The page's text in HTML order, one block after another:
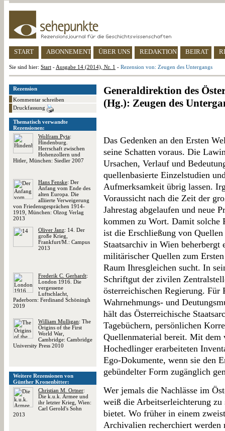
START ABONNEMENT ÜBER UNS REDAKTION BEIRAT
Sie sind hier: Start - Ausgabe 14 (2014), Nr. 1 - Rezension von: Zeugen des Untergangs
Rezension
Kommentar schreiben
Druckfassung
Thematisch verwandte
Rezensionen:
Wolfram Pyta:
Hindenburg.
Herrschaft zwischen
Hohenzollern und
Hitler, München: Siedler 2007
Hans Fenske: Der
Anfang vom Ende des
alten Europa. Die
alliierte Verweigerung
von Friedensgesprächen 1914-
1919, München: Olzog Verlag
2013
Oliver Janz: 14. Der
große Krieg,
Frankfurt/M.: Campus
2013
Frederik C. Gerhardt:
London 1916. Die
vergessene
Luftschlacht,
Paderborn: Ferdinand Schöningh
2019
William Mulligan: The
Origins of the First
World War,
Cambridge: Cambridge
University Press 2010
Weitere Rezensionen von
Günther Kronenbitter:
Christian M. Ortner:
Die k.u.k. Armee und
ihr letzter Krieg, Wien:
Carl Gerold's Sohn
2013
Generaldirektion des
(Hg.): Zeugen des
Das Gedenken an den Ersten
seine Schatten voraus. Die
Ursachen, Verlauf und
quellenbasierte Einzelstudien
Aufmerksamkeit übrig lassen.
Voraussicht nach die Zeit der
Jahrestag abgelaufen und neue
kommen zu Wort. Damit solche
ist die Erschließung von
Staatsarchiv in Wien beherbergt
militärischer Quellen zum
Raum Ihresgleichen sucht. In
Schriftgut der zivilen
österreichischen Regierung. Für
Wahrnehmungs- und
hält das Österreichische
Tagebüchern, persönlichen
Quellenmaterial bereit. Mit
Hochedlinger erarbeiteten
Ego-Dokumente, wenn sie den
gebündelter Form zugänglich
Wer jemals die Nachlässe im
weiß die Arbeitserleichterung zu
bietet. Wo früher in einem
Archivalien recherchiert werden